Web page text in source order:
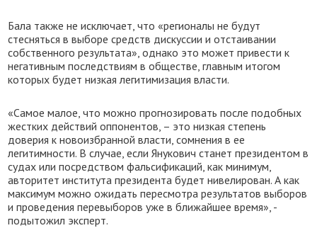
Бала также не исключает, что «регионалы не будут
стесняться в выборе средств дискуссии и отстаивании
собственного результата», однако это может привести к
негативным последствиям в обществе, главным итогом
которых будет низкая легитимизация власти.
«Самое малое, что можно прогнозировать после подобных
жестких действий оппонентов, – это низкая степень
доверия к новоизбранной власти, сомнения в ее
легитимности. В случае, если Янукович станет президентом в
судах или посредством фальсификаций, как минимум,
авторитет института президента будет нивелирован. А как
максимум можно ожидать пересмотра результатов выборов
и проведения перевыборов уже в ближайшее время», -
подытожил эксперт.